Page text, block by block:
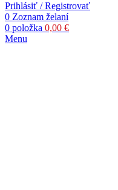
Prihlásiť / Registrovať
0 Zoznam želaní
0 položka 0,00 €
Menu